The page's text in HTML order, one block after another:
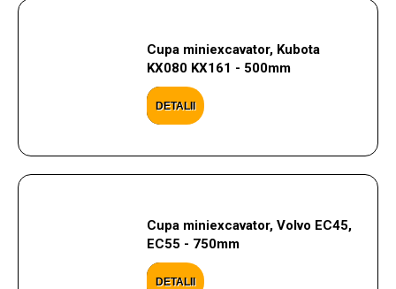
Cupa miniexcavator, Kubota
KX080 KX161 - 500mm
DETALII
Cupa miniexcavator, Volvo EC45,
EC55 - 750mm
DETALII